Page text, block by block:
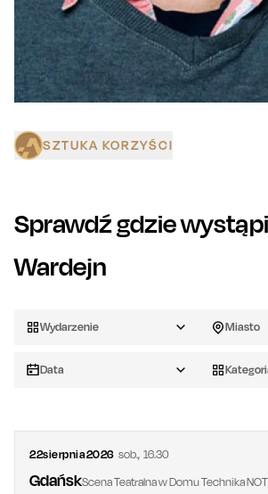
SZTUKA KORZYŚCI
Sprawdź gdzie wystąpi
Wardejn
Wydarzenie Miasto
Data
22sierpnia2026 sob., 16.30
GdańskScena Teatralna w Domu Technika NOT